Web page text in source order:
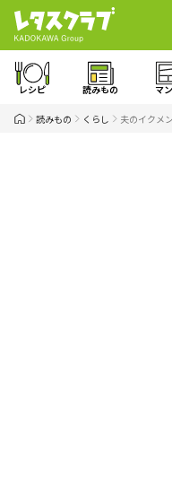
レシピ 読みもの マ
読みもの くらし 夫のイクメ